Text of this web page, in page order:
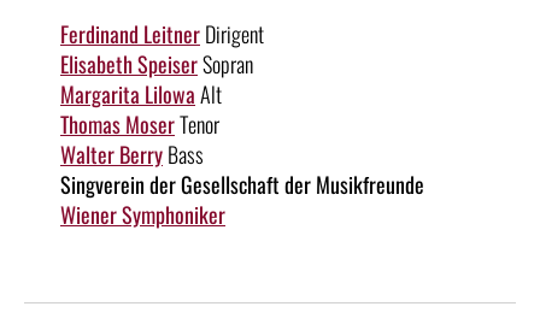
Ferdinand LeitnerDirigent
Elisabeth SpeiserSopran
Margarita LilowaAlt
Thomas MoserTenor
Walter BerryBass
Singverein der Gesellschaft der Musikfreunde
Wiener Symphoniker